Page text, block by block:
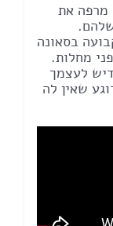
מרפה את
בסאונה
מחלות.
לעצמך
שאין לה